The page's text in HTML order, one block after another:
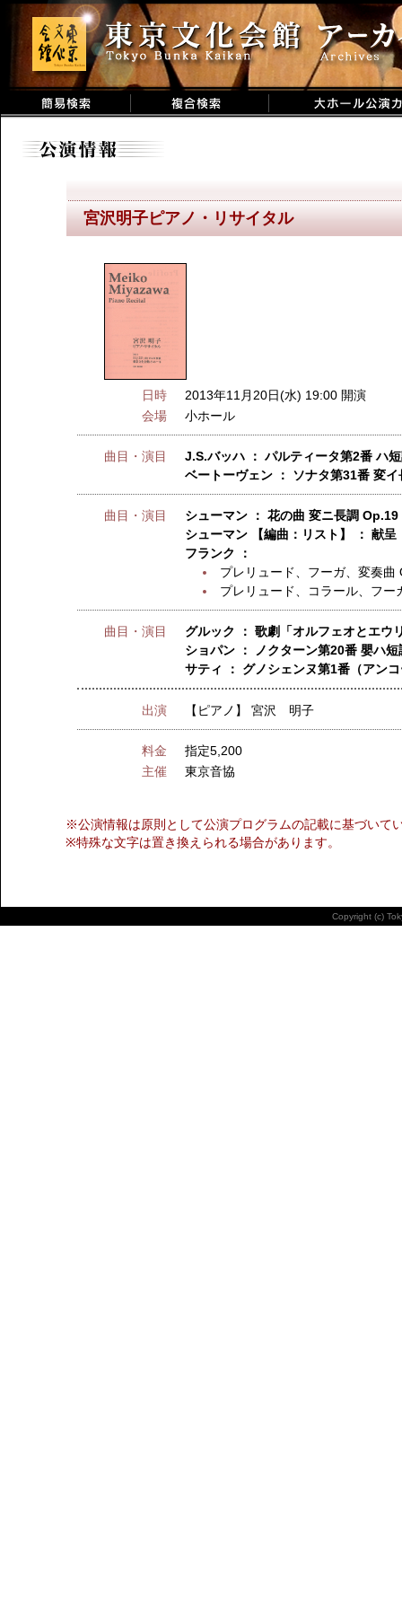
宮沢明子ピアノ・リサイタル
日時
2013年11月20日(水) 19:00 開演
会場
小ホール
曲目・演目
J.S.バッハ ： パルティータ第2番 ハ
ベートーヴェン ： ソナタ第31番 変
曲目・演目
シューマン ： 花の曲 変ニ長調 Op.19
シューマン 【編曲：リスト】 ： 献呈
フランク ：
プレリュード、フーガ、変奏曲
プレリュード、コラール、フー
曲目・演目
グルック ： 歌劇「オルフェオとエウ
ショパン ： ノクターン第20番 嬰ハ
サティ ： グノシェンヌ第1番（アン
出演 【ピアノ】宮沢 明子
料金
指定5,200
主催
東京音協
※公演情報は原則として公演プログラムの記載に基づいて
※特殊な文字は置き換えられる場合があります。
Copyright (c)